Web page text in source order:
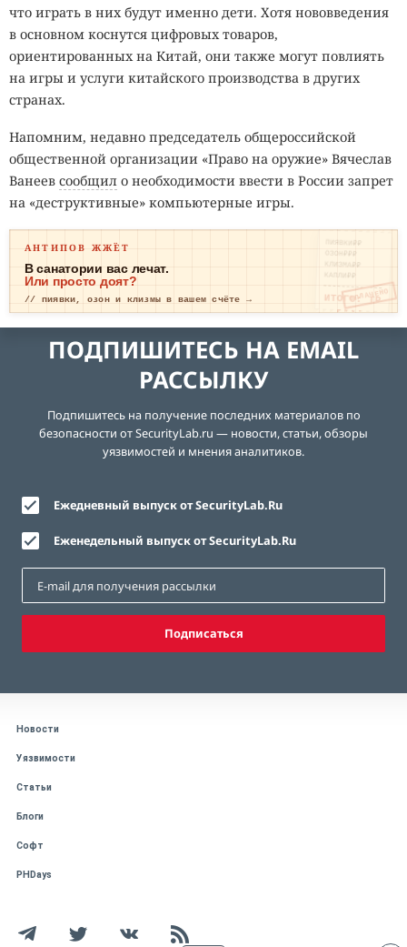
что играть в них будут именно дети. Хотя нововведения
в основном коснутся цифровых товаров,
ориентированных на Китай, они также могут повлиять
на игры и услуги китайского производства в других
странах.
Напомним, недавно председатель общероссийской
общественной организации «Право на оружие» Вячеслав
Ванеев сообщил о необходимости ввести в России запрет
на «деструктивные» компьютерные игры.
ПИЯВКИ₽₽
ОЗОН₽₽₽
КЛИЗМА₽₽
КАПЛИ₽₽
ИТОГО: ТР
ЕВОГА
ОПЛАЧЕНО
АНТИПОВ ЖЖЁТ
В санатории вас лечат.
Или просто доят?
// пиявки, озон и клизмы в вашем счёте →
ПОДПИШИТЕСЬ НА EMAIL
РАССЫЛКУ
Подпишитесь на получение последних материалов по
безопасности от SecurityLab.ru — новости, статьи, обзоры
уязвимостей и мнения аналитиков.
Ежедневный выпуск от SecurityLab.Ru
Еженедельный выпуск от SecurityLab.Ru
Подписаться
Новости
Уязвимости
Статьи
Блоги
Софт
PHDays